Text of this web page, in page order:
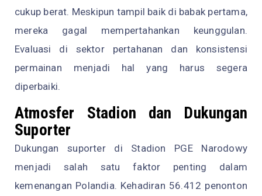
cukup berat. Meskipun tampil baik di babak pertama,
mereka gagal mempertahankan keunggulan.
Evaluasi di sektor pertahanan dan konsistensi
permainan menjadi hal yang harus segera
diperbaiki.
Atmosfer Stadion dan Dukungan
Suporter
Dukungan suporter di Stadion PGE Narodowy
menjadi salah satu faktor penting dalam
kemenangan Polandia. Kehadiran 56.412 penonton